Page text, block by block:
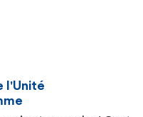
l'Unité